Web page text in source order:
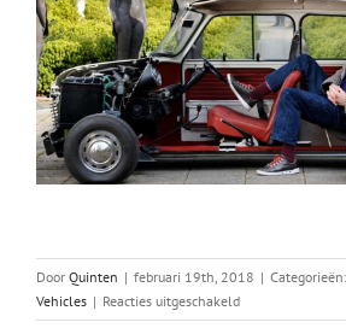
Door Quinten | februari 19th, 2018 | Categorieën:
Vehicles | Reacties uitgeschakeldvoor
De